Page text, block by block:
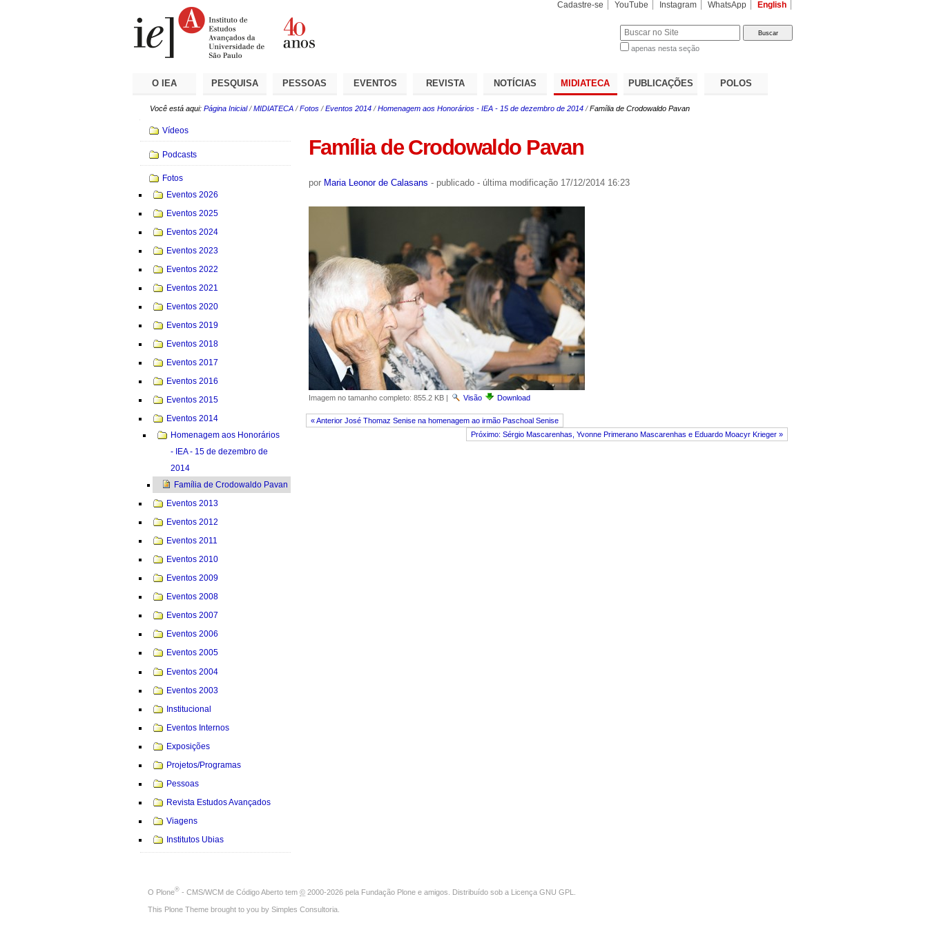
Cadastre-se YouTube Instagram WhatsApp English
apenas nesta seção
O IEA PESQUISA PESSOAS EVENTOS REVISTA NOTÍCIAS MIDIATECA PUBLICAÇÕES POLOS
Você está aqui: Página Inicial /MIDIATECA /Fotos /Eventos 2014 /Homenagem aos Honorários - IEA - 15 de dezembro de 2014 /Família de Crodowaldo Pavan
Família de Crodowaldo Pavan
por Maria Leonor de Calasans - publicado - última modificação17/12/2014 16:23
Imagem no tamanho completo: 855.2 KB| Visão Download
« Anterior José Thomaz Senise na homenagem ao irmão Paschoal Senise
Próximo: Sérgio Mascarenhas, Yvonne Primerano Mascarenhas e Eduardo Moacyr Krieger »
Navegação
Vídeos
Podcasts
Fotos
Eventos 2026
Eventos 2025
Eventos 2024
Eventos 2023
Eventos 2022
Eventos 2021
Eventos 2020
Eventos 2019
Eventos 2018
Eventos 2017
Eventos 2016
Eventos 2015
Eventos 2014
Homenagem aos Honorários
- IEA - 15 de dezembro de
2014
Família de Crodowaldo Pavan
Eventos 2013
Eventos 2012
Eventos 2011
Eventos 2010
Eventos 2009
Eventos 2008
Eventos 2007
Eventos 2006
Eventos 2005
Eventos 2004
Eventos 2003
Institucional
Eventos Internos
Exposições
Projetos/Programas
Pessoas
Revista Estudos Avançados
Viagens
Institutos Ubias
O Plone® - CMS/WCM de Código Aberto tem © 2000-2026 pela Fundação Plone e amigos. Distribuído sob a Licença GNU GPL
This Plone Theme brought to you by Simples Consultoria